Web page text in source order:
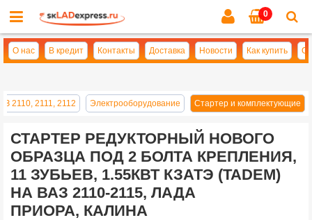
0
О нас В кредит Контакты Доставка Новости Как купить
2110, 2111, 2112 Электрооборудование Стартер и комплектующие
СТАРТЕР РЕДУКТОРНЫЙ НОВОГО
ОБРАЗЦА ПОД 2 БОЛТА КРЕПЛЕНИЯ,
11 ЗУБЬЕВ, 1.55КВТ КЗАТЭ (TADEM)
НА ВАЗ 2110-2115, ЛАДА
ПРИОРА, КАЛИНА